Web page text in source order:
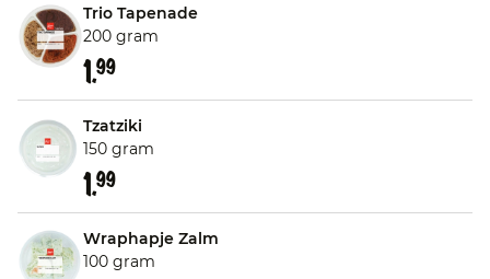
Trio Tapenade
200 gram
1.99
Tzatziki
150 gram
1.99
Wraphapje Zalm
100 gram